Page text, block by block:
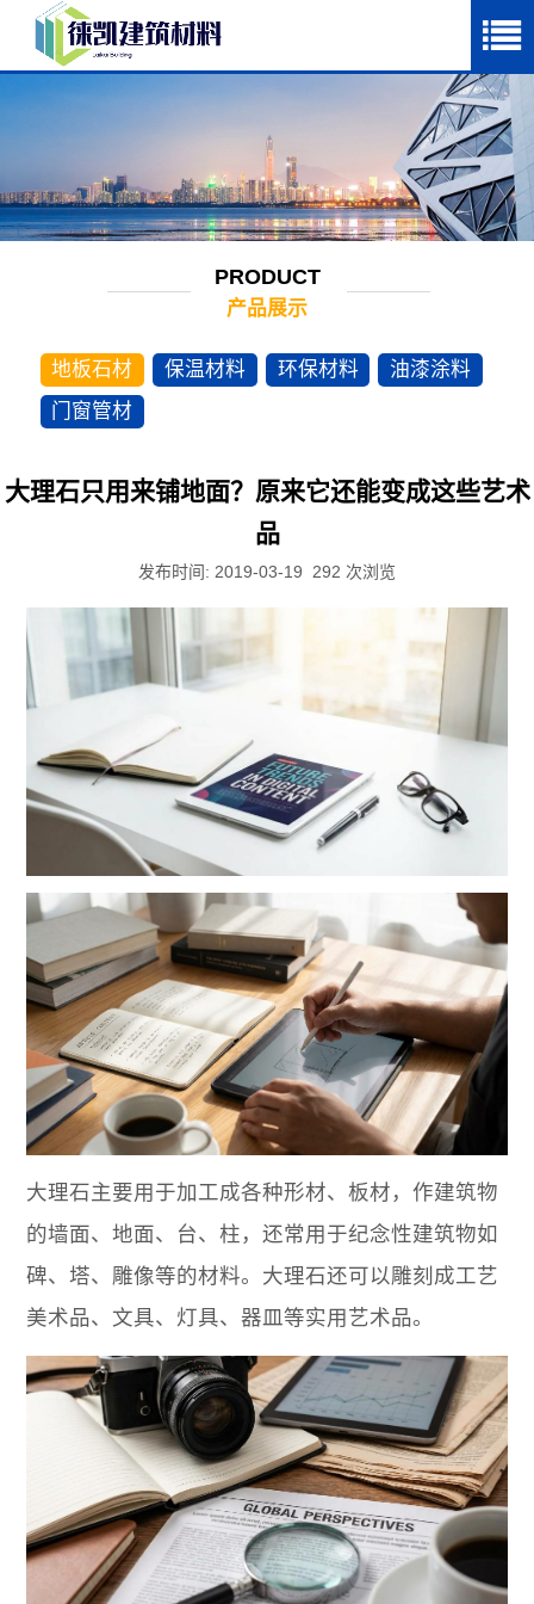
PRODUCT
产品展示
地板石材 保温材料 环保材料
油漆涂料
门窗管材
大理石只用来铺地面？原来它还能变成这些艺术
品
发布时间: 2019-03-19 292 次浏览
大理石主要用于加工成各种形材、板材，作建筑物
的墙面、地面、台、柱，还常用于纪念性建筑物如
碑、塔、雕像等的材料。大理石还可以雕刻成工艺
美术品、文具、灯具、器皿等实用艺术品。